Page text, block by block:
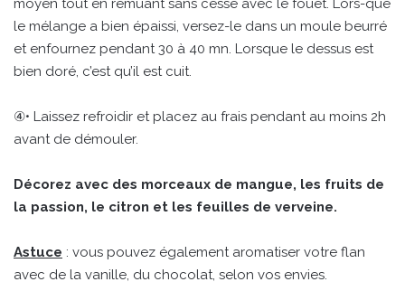
moyen tout en remuant sans cesse avec le fouet. Lors-que
le mélange a bien épaissi, versez-le dans un moule beurré
et enfournez pendant 30 à 40 mn. Lorsque le dessus est
bien doré, c’est qu’il est cuit.
④• Laissez refroidir et placez au frais pendant au moins 2h
avant de démouler.
Décorez avec des morceaux de mangue, les fruits de
la passion, le citron et les feuilles de verveine.
Astuce : vous pouvez également aromatiser votre flan
avec de la vanille, du chocolat, selon vos envies.